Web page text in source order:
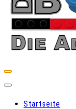
Startseite